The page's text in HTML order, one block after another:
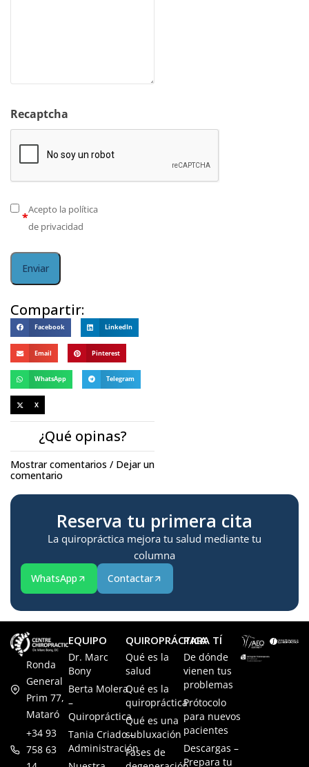
Recaptcha
*
Acepto la política
de privacidad
Compartir:
Facebook LinkedIn
Email Pinterest
WhatsApp Telegram
X
¿Qué opinas?
Mostrar comentarios / Dejar un
comentario
Reserva tu primera cita
La quiropráctica mejora tu salud mediante tu
columna
WhatsApp Contactar
Ronda
General
Prim 77,
Mataró
+34 93
758 63
EQUIPO
Dr. Marc
Bony
Berta Molera
–
Quiropráctica
Tania Criado –
Administración
QUIROPRÁCTICA
Qué es la
salud
Qué es la
quiropráctica
Qué es una
subluxación
Fases de
PARA TÍ
De dónde
vienen tus
problemas
Prótocolo
para nuevos
pacientes
Descargas –
Prepara tu